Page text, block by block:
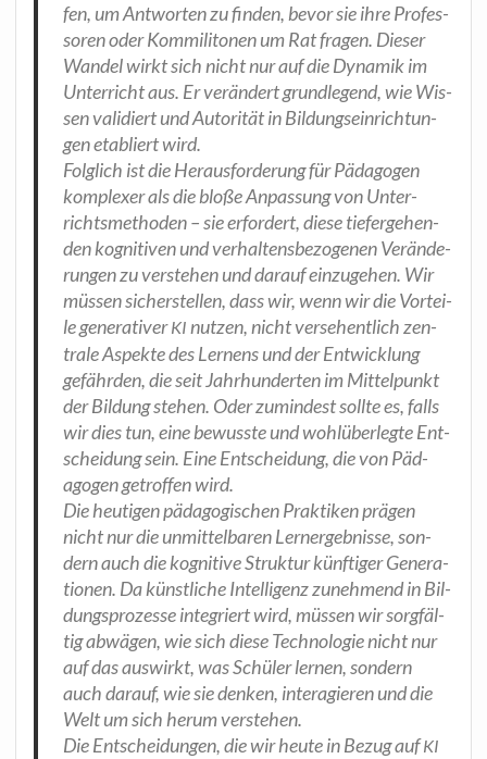
fen, um Ant­wor­ten zu fin­den, bevor sie ihre Pro­fes­
so­ren oder Kom­mi­li­to­nen um Rat fra­gen. Die­ser
Wan­del wirkt sich nicht nur auf die Dyna­mik im
Unter­richt aus. Er ver­än­dert grund­le­gend, wie Wis­
sen vali­diert und Auto­ri­tät in Bil­dungs­ein­rich­tun­
gen eta­bliert wird.
Folg­lich ist die Her­aus­for­de­rung für Päd­ago­gen
kom­ple­xer als die blo­ße Anpas­sung von Unter­
richts­me­tho­den – sie erfor­dert, die­se tie­fer­ge­hen­
den kogni­ti­ven und ver­hal­tens­be­zo­ge­nen Ver­än­de­
run­gen zu ver­ste­hen und dar­auf ein­zu­ge­hen. Wir
müs­sen sicher­stel­len, dass wir, wenn wir die Vor­tei­
le gene­ra­ti­verKI nut­zen, nicht ver­se­hent­lich zen­
tra­le Aspek­te des Ler­nens und der Ent­wick­lung
gefähr­den, die seit Jahr­hun­der­ten im Mit­tel­punkt
der Bil­dung ste­hen. Oder zumin­dest soll­te es, falls
wir dies tun, eine bewuss­te und wohl­über­leg­te Ent­
schei­dung sein. Eine Ent­schei­dung, die von Päd­
ago­gen getrof­fen wird.
Die heu­ti­gen päd­ago­gi­schen Prak­ti­ken prä­gen
nicht nur die unmit­tel­ba­ren Lern­ergeb­nis­se, son­
dern auch die kogni­ti­ve Struk­tur künf­ti­ger Gene­ra­
tio­nen. Da künst­li­che Intel­li­genz zuneh­mend in Bil­
dungs­pro­zes­se inte­griert wird, müs­sen wir sorg­fäl­
tig abwä­gen, wie sich die­se Tech­no­lo­gie nicht nur
auf das aus­wirkt, was Schü­ler ler­nen, son­dern
auch dar­auf, wie sie den­ken, inter­agie­ren und die
Welt um sich her­um verstehen.
Die Ent­schei­dun­gen, die wir heu­te in Bezug aufKI